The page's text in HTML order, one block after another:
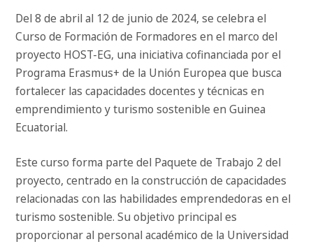
Del 8 de abril al 12 de junio de 2024, se celebra el
Curso de Formación de Formadores en el marco del
proyecto HOST-EG, una iniciativa cofinanciada por el
Programa Erasmus+ de la Unión Europea que busca
fortalecer las capacidades docentes y técnicas en
emprendimiento y turismo sostenible en Guinea
Ecuatorial.
Este curso forma parte del Paquete de Trabajo 2 del
proyecto, centrado en la construcción de capacidades
relacionadas con las habilidades emprendedoras en el
turismo sostenible. Su objetivo principal es
proporcionar al personal académico de la Universidad